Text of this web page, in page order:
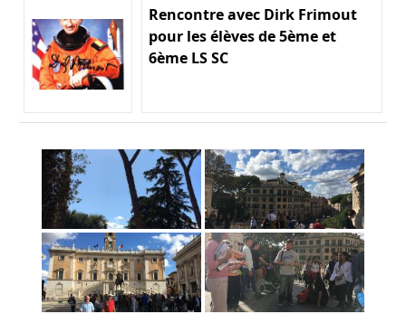
Rencontre avec Dirk Frimout
pour les élèves de 5ème et
6ème LS SC